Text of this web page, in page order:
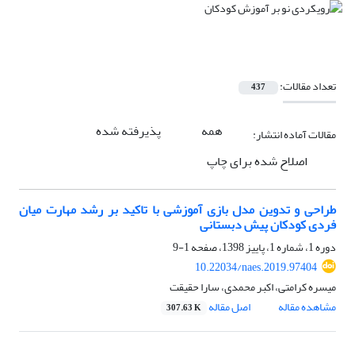
تعداد مقالات: 437
مقالات آماده انتشار: همه
پذیرفته شده
اصلاح شده برای چاپ
طراحی و تدوین مدل بازی آموزشی با تاکید بر رشد مهارت میان
فردی کودکان پیش دبستانی
دوره 1، شماره 1، پاییز 1398، صفحه
1-9
10.22034/naes.2019.97404
میسره کرامتی، اکبر محمدی، سارا حقیقت
مشاهده مقاله
اصل مقاله 307.63 K